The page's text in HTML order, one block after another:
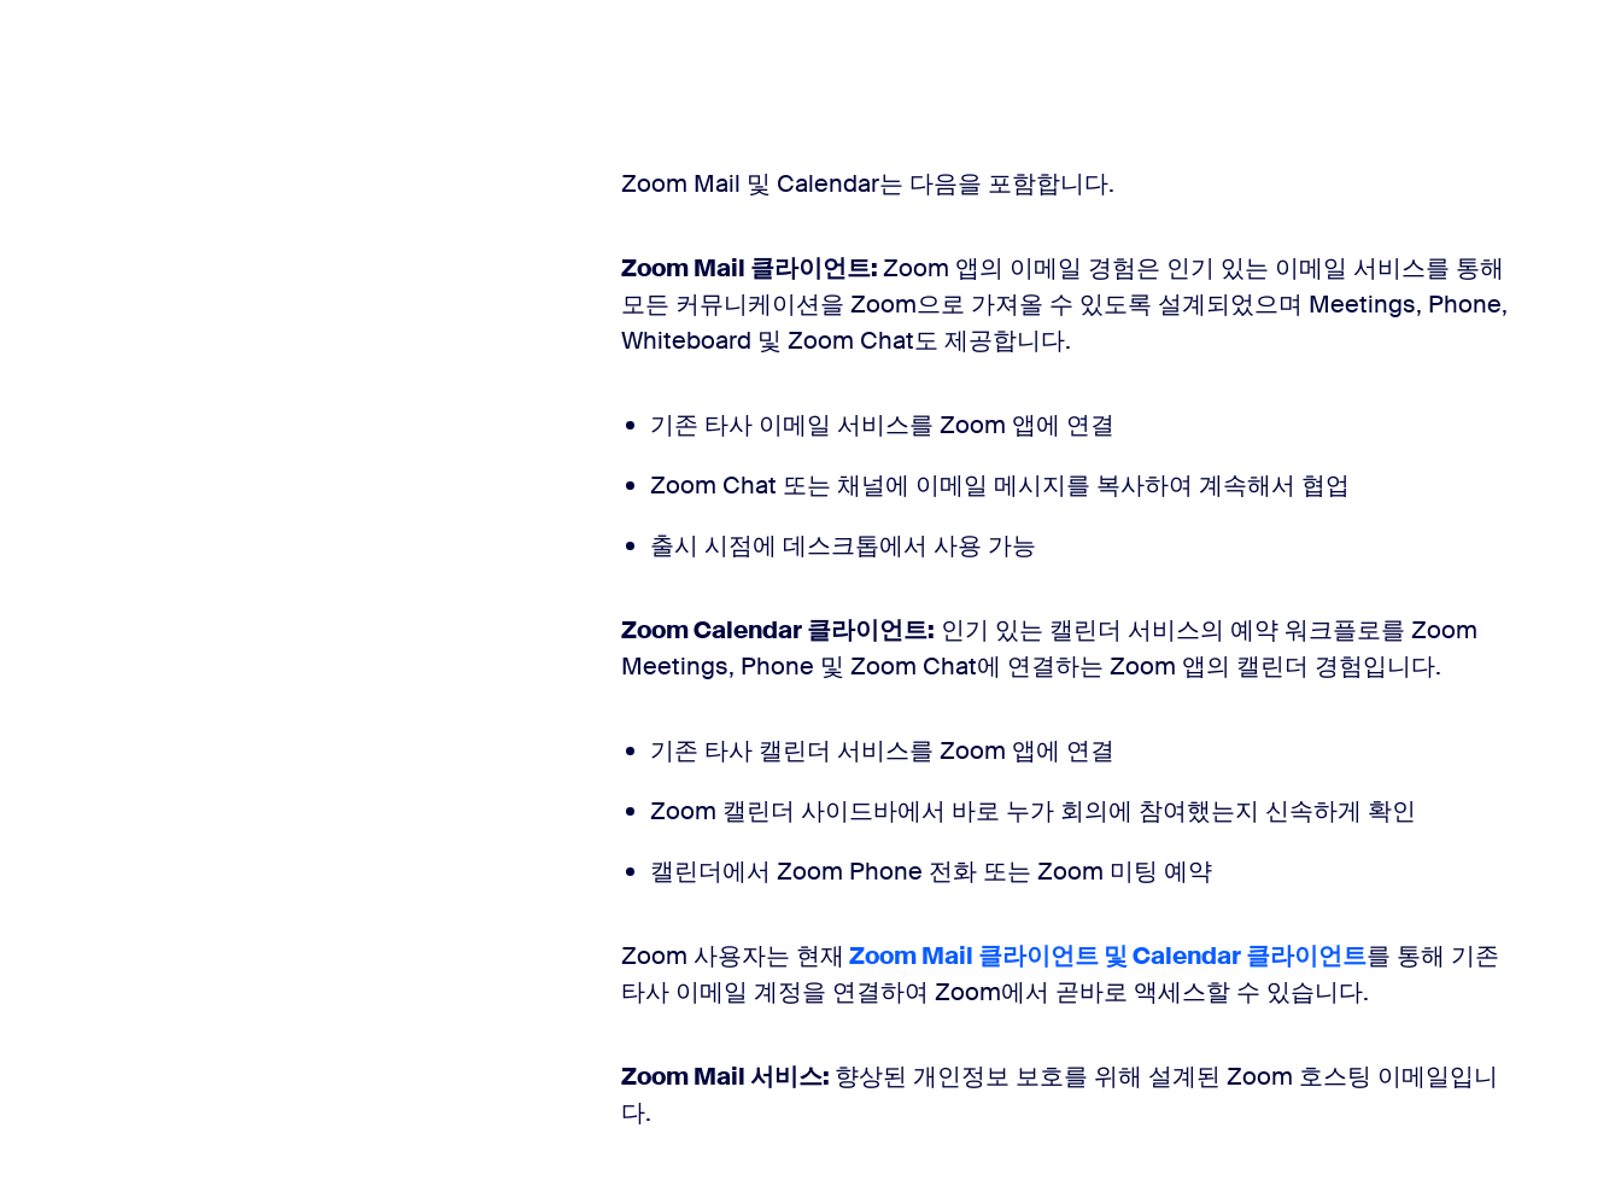
Zoom Mail 및 Calendar는 다음을 포함합니다.
Zoom Mail 클라이언트:Zoom 앱의 이메일 경험은 인기 있는 이메일 서비스를 통해
모든 커뮤니케이션을 Zoom으로 가져올 수 있도록 설계되었으며 Meetings, Phone,
Whiteboard 및 Zoom Chat도 제공합니다.
기존 타사 이메일 서비스를 Zoom 앱에 연결
Zoom Chat 또는 채널에 이메일 메시지를 복사하여 계속해서 협업
출시 시점에 데스크톱에서 사용 가능
Zoom Calendar 클라이언트: 인기 있는 캘린더 서비스의 예약 워크플로를 Zoom
Meetings, Phone 및 Zoom Chat에 연결하는 Zoom 앱의 캘린더 경험입니다.
기존 타사 캘린더 서비스를 Zoom 앱에 연결
Zoom 캘린더 사이드바에서 바로 누가 회의에 참여했는지 신속하게 확인
캘린더에서 Zoom Phone 전화 또는 Zoom 미팅 예약
Zoom 사용자는 현재 Zoom Mail 클라이언트 및 Calendar 클라이언트를 통해 기존
타사 이메일 계정을 연결하여 Zoom에서 곧바로 액세스할 수 있습니다.
Zoom Mail 서비스: 향상된 개인정보 보호를 위해 설계된 Zoom 호스팅 이메일입니
다.